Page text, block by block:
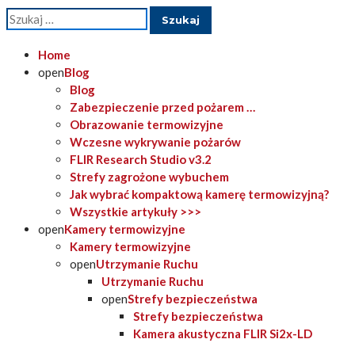
Szukaj:
Home
openBlog
Blog
Zabezpieczenie przed pożarem …
Obrazowanie termowizyjne
Wczesne wykrywanie pożarów
FLIR Research Studio v3.2
Strefy zagrożone wybuchem
Jak wybrać kompaktową kamerę termowizyjną?
Wszystkie artykuły >>>
openKamery termowizyjne
Kamery termowizyjne
openUtrzymanie Ruchu
Utrzymanie Ruchu
openStrefy bezpieczeństwa
Strefy bezpieczeństwa
Kamera akustyczna FLIR Si2x-LD